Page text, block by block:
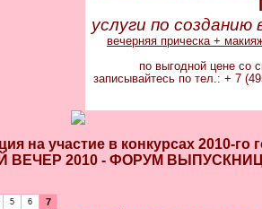
услуги по созданию
вечерняя прическа +
по выгодной цене со
записывайтесь по тел.: + 7
на участие в конкурсах
ВЕЧЕР 2010 - ФОРУМ
5 6 7